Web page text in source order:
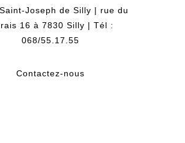
Joseph de Silly | rue du
16 à 7830 Silly | Tél :
068/55.17.55
Contactez-nous